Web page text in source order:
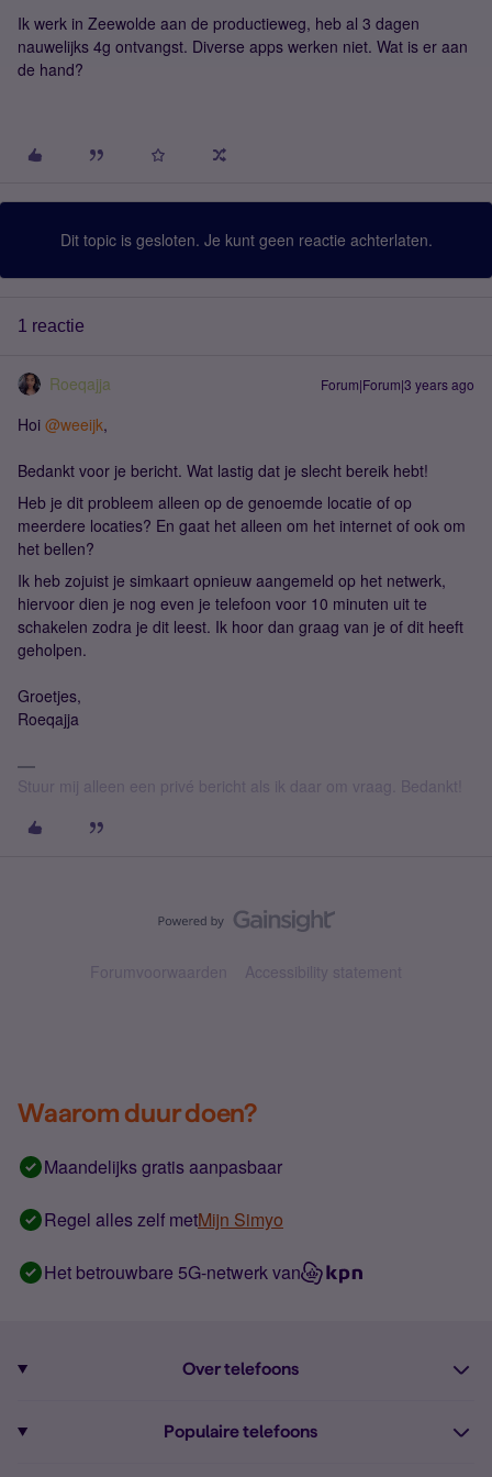
Ik werk in Zeewolde aan de productieweg, heb al 3 dagen
nauwelijks 4g ontvangst. Diverse apps werken niet. Wat is er aan
de hand?
Dit topic is gesloten. Je kunt geen reactie achterlaten.
1 reactie
Roeqajja Forum|Forum|3 years ago
Hoi @weeijk,
Bedankt voor je bericht. Wat lastig dat je slecht bereik hebt!
Heb je dit probleem alleen op de genoemde locatie of op
meerdere locaties? En gaat het alleen om het internet of ook om
het bellen?
Ik heb zojuist je simkaart opnieuw aangemeld op het netwerk,
hiervoor dien je nog even je telefoon voor 10 minuten uit te
schakelen zodra je dit leest. Ik hoor dan graag van je of dit heeft
geholpen.
Groetjes,
Roeqajja
Stuur mij alleen een privé bericht als ik daar om vraag. Bedankt!
Forumvoorwaarden Accessibility statement
Waarom duur doen?
Maandelijks gratis aanpasbaar
Regel alles zelf metMijn Simyo
Het betrouwbare 5G-netwerk van
Over telefoons
Populaire telefoons